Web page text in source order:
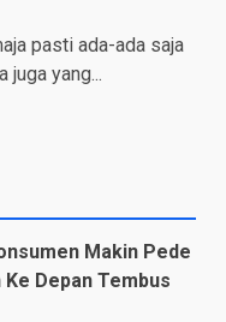
pasti ada-ada saja
juga yang...
Makin Pede
Depan Tembus